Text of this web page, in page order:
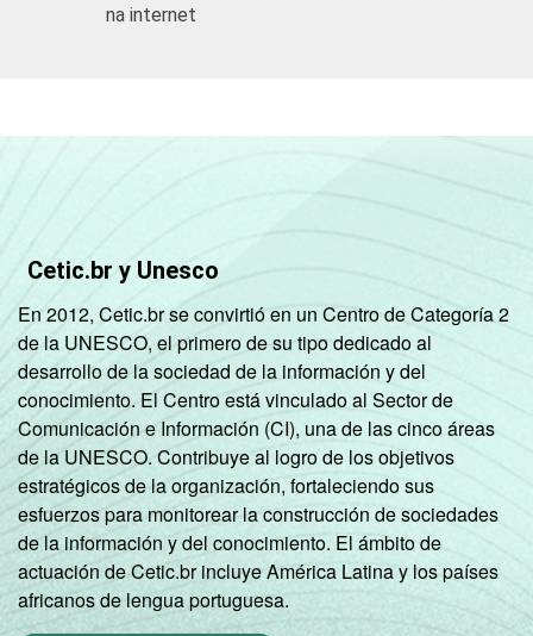
Outros
1Base: 3.428 empresas com acesso à
Internet, com 10 ou mais funcionários, que
constituem os seguintes segmentos da
CNAE 1.0: seção D, F, G, H, I, K e a seção O
sem os grupos 90 e 91. Respostas múltiplas
e estimuladas referentes aos últimos 12
meses.
2 A categoria "O - Outros serviços coletivos,
sociais e pessoais" não reúne os grupos 90-
Limpeza urbana e esgoto e Atividades
relacionadas e 91 atividades associativas.
Veja a tabela de erros estatísticos
na internet
Cetic.br y Unesco
En 2012, Cetic.br se convirtió en un Centro de Categoría 2
de la UNESCO, el primero de su tipo dedicado al
desarrollo de la sociedad de la información y del
conocimiento. El Centro está vinculado al Sector de
Comunicación e Información (CI), una de las cinco áreas
de la UNESCO. Contribuye al logro de los objetivos
estratégicos de la organización, fortaleciendo sus
esfuerzos para monitorear la construcción de sociedades
de la información y del conocimiento. El ámbito de
actuación de Cetic.br incluye América Latina y los países
africanos de lengua portuguesa.